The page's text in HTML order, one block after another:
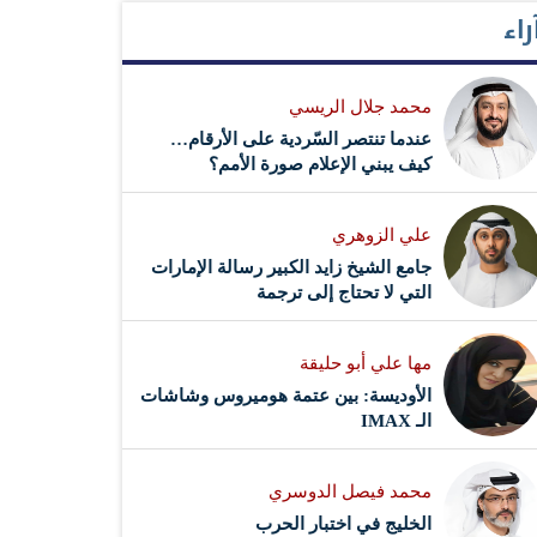
محمد جلال الريسي
عندما تنتصر السّردية على الأرقام…
كيف يبني الإعلام صورة الأمم؟
علي الزوهري
جامع الشيخ زايد الكبير رسالة الإمارات
التي لا تحتاج إلى ترجمة
مها علي أبو حليقة
الأوديسة: بين عتمة هوميروس وشاشات
الـ IMAX
محمد فيصل الدوسري ​
‏الخليج في اختبار الحرب